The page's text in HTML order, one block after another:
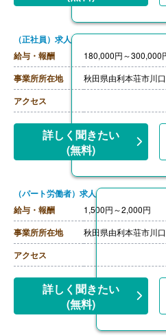
（正社員）求人
給与・報酬
180,000円～300,000
事業所所在地 秋田県由利本荘市川
アクセス
詳しく聞きたい
(無料)
（パート労働者）求人
給与・報酬
1,500円～2,000円
事業所所在地 秋田県由利本荘市川
アクセス
詳しく聞きたい
(無料)